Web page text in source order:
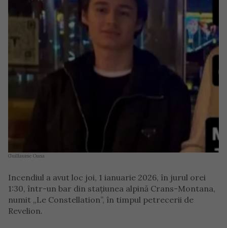
Guillaume Oana
Incendiul a avut loc joi, 1 ianuarie 2026, în jurul orei
1:30, într-un bar din stațiunea alpină Crans-Montana,
numit „Le Constellation”, în timpul petrecerii de
Revelion.